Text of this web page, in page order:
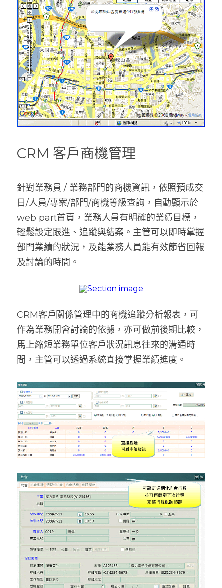
CRM 客戶商機管理
針對業務員 / 業務部門的商機資訊，依照預成交
日/人員/專案/部門/商機等級查詢，自動顯示於
web part首頁，業務人員有明確的業績目標，
輕鬆設定跟進、追蹤與結案。主管可以即時掌握
部門業績的狀況，及能業務人員能有效節省回報
及討論的時間。
CRM客戶關係管理中的商機追蹤分析報表，可
作為業務開會討論的依據，亦可做前後期比較，
馬上縮短業務單位客戶狀況訊息往來的溝通時
間，主管可以透過系統直接掌握業績進度。